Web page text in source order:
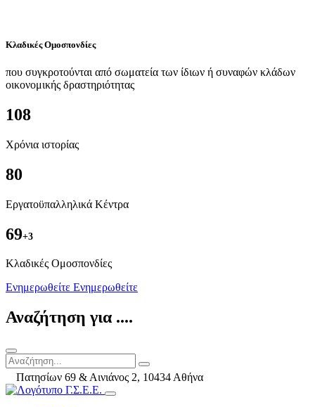
Κλαδικές Ομοσπονδίες
που συγκροτούνται από σωματεία των ίδιων ή συναφών κλάδων
οικονομικής δραστηριότητας
108
Χρόνια ιστορίας
80
Εργατοϋπαλληλικά Κέντρα
69+3
Kλαδικές Ομοσπονδίες
Ενημερωθείτε Ενημερωθείτε
Αναζήτηση για ....
Πατησίων 69 & Αινιάνος 2, 10434 Αθήνα